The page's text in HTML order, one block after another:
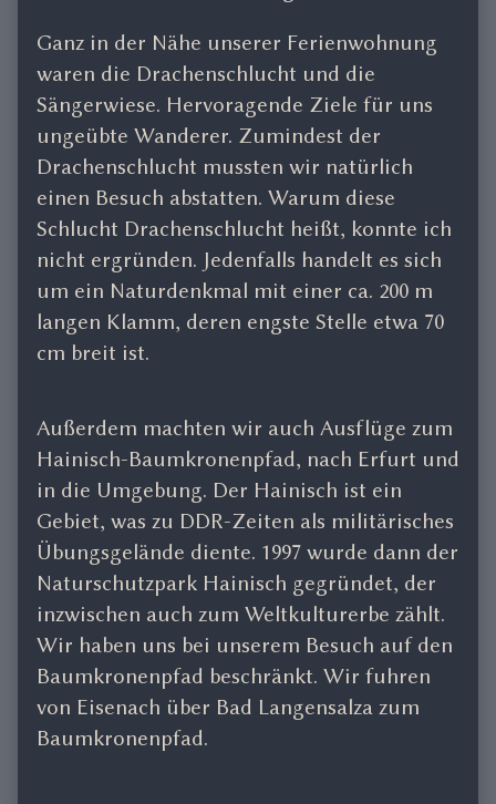
Ganz in der Nähe unserer Ferienwohnung
waren die Drachenschlucht und die
Sängerwiese. Hervoragende Ziele für uns
ungeübte Wanderer. Zumindest der
Drachenschlucht mussten wir natürlich
einen Besuch abstatten. Warum diese
Schlucht Drachenschlucht heißt, konnte ich
nicht ergründen. Jedenfalls handelt es sich
um ein Naturdenkmal mit einer ca. 200 m
langen Klamm, deren engste Stelle etwa 70
cm breit ist.
Außerdem machten wir auch Ausflüge zum
Hainisch-Baumkronenpfad, nach Erfurt und
in die Umgebung. Der Hainisch ist ein
Gebiet, was zu DDR-Zeiten als militärisches
Übungsgelände diente. 1997 wurde dann der
Naturschutzpark Hainisch gegründet, der
inzwischen auch zum Weltkulturerbe zählt.
Wir haben uns bei unserem Besuch auf den
Baumkronenpfad beschränkt. Wir fuhren
von Eisenach über Bad Langensalza zum
Baumkronenpfad.